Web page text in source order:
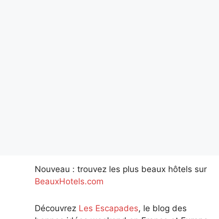
Nouveau : trouvez les plus beaux hôtels sur
BeauxHotels.com
Découvrez Les Escapades, le blog des